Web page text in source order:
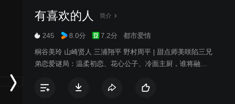
有喜欢的人 简介
245 8.0分 7.2分 都市爱情
桐谷美玲 山崎贤人 三浦翔平 野村周平 | 甜点师美咲陷三兄
弟恋爱谜局：温柔初恋、花心公子、冷面主厨，谁将融化